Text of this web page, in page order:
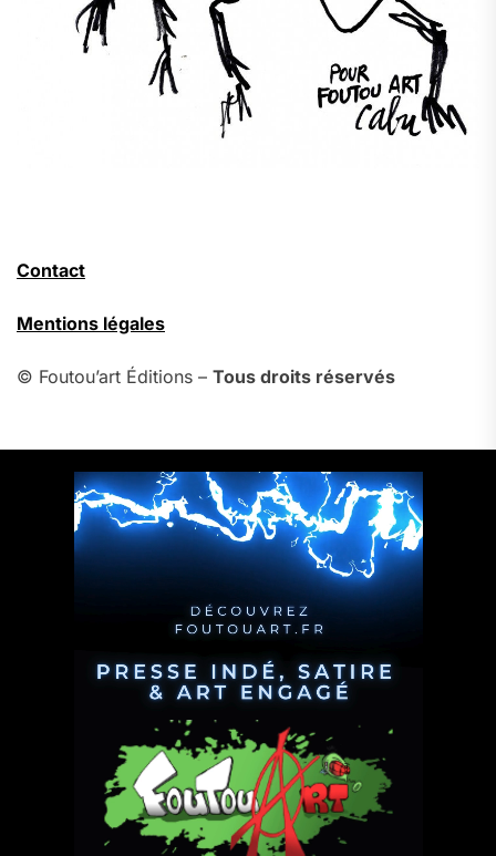
Contact
Mentions légales
© Foutou’art Éditions – Tous droits réservés